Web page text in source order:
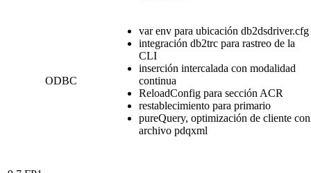
ODBC
var env para ubicación db2dsdriver.cfg
integración db2trc para rastreo de la
CLI
inserción intercalada con modalidad
continua
ReloadConfig para sección ACR
restablecimiento para primario
pureQuery, optimización de cliente con
archivo pdqxml